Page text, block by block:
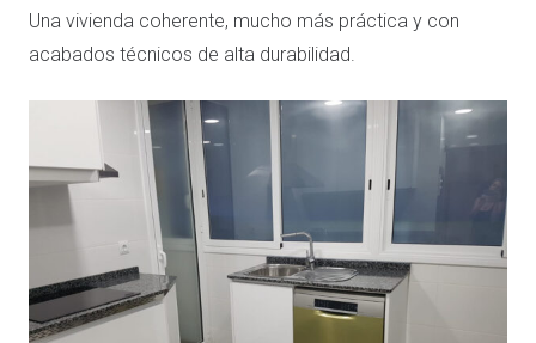
Una vivienda coherente, mucho más práctica y con
acabados técnicos de alta durabilidad.